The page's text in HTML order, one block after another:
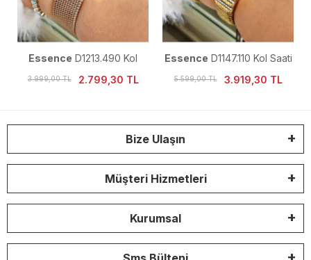
Essence D1213.490 Kol
Saati
3.999,00 TL 2.799,30 TL
Essence D1147.110 Kol Saati
5.599,00 TL 3.919,30 TL
Bize Ulaşın
Müşteri Hizmetleri
Kurumsal